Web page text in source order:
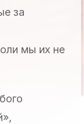
за
мы их не